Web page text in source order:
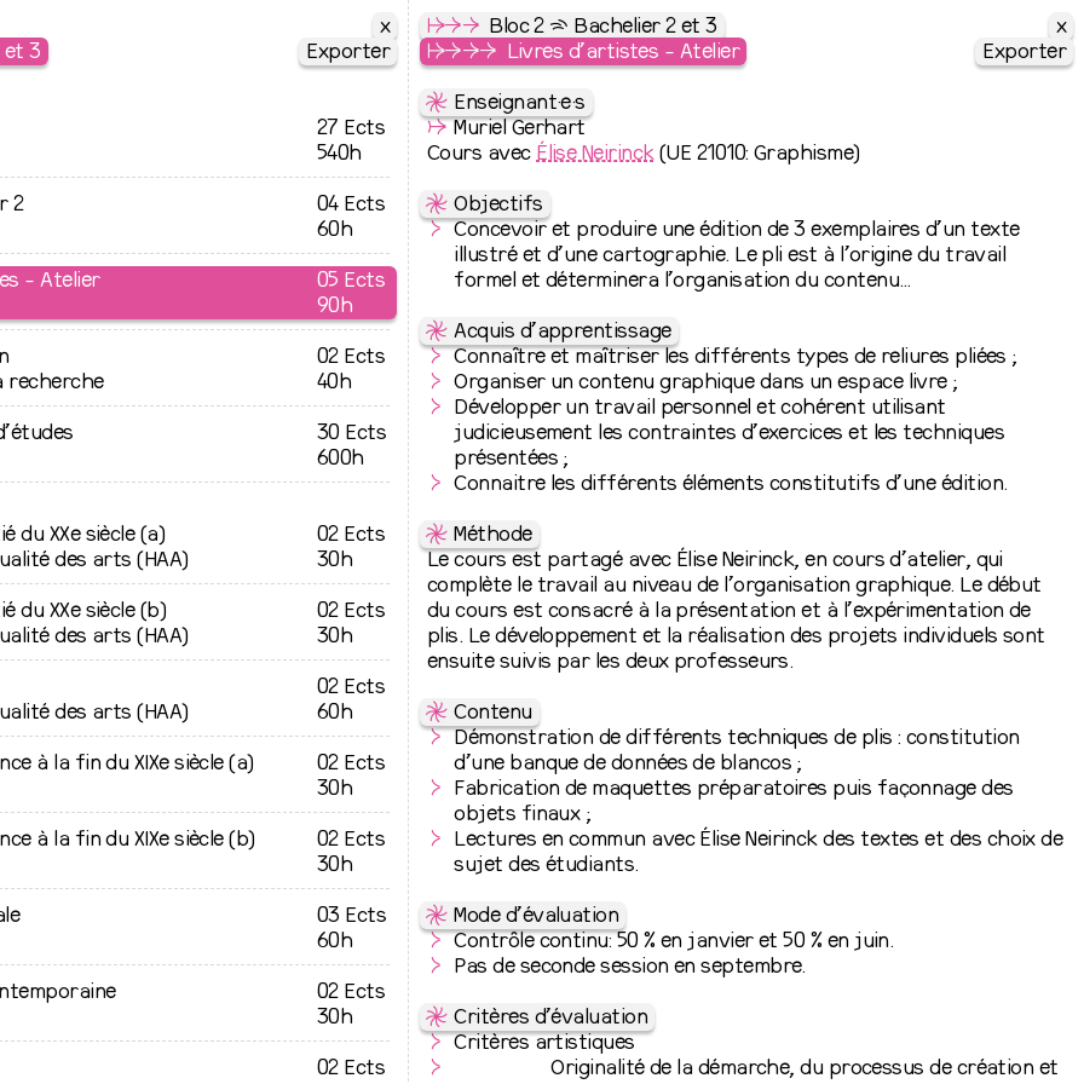
basée
de
L’objectif
afin
forger sa
les
capables de
Il
:
tel
ma
de
et 3
x
Exporter
27 Ects
540h
2
04 Ects
60h
- Atelier
05 Ects
90h
recherche
02 Ects
40h
30 Ects
600h
du XXe siècle (a)
des arts (HAA)
02 Ects
30h
du XXe siècle (b)
des arts (HAA)
02 Ects
30h
des arts (HAA)
02 Ects
60h
à la fin du XIXe siècle (a)
02 Ects
30h
à la fin du XIXe siècle (b)
02 Ects
30h
03 Ects
60h
02 Ects
30h
02 Ects
↦⇒⇒ Bloc 2 ⇶ Bachelier 2 et 3
↦⇒⇒⇒ Livres d’artistes - Atelier
x
Exporter
⇋ Enseignant·e·s
↛ Muriel Gerhart
Cours avec Élise Neirinck (UE 21010: Graphisme)
⇋ Objectifs
Concevoir et produire une édition de 3 exemplaires d’un texte
illustré et d’une cartographie. Le pli est à l’origine du travail
formel et déterminera l’organisation du contenu…
⇋ Acquis d’apprentissage
Connaître et maîtriser les différents types de reliures pliées ;
Organiser un contenu graphique dans un espace livre ;
Développer un travail personnel et cohérent utilisant
judicieusement les contraintes d’exercices et les techniques
présentées ;
Connaitre les différents éléments constitutifs d’une édition.
⇋ Méthode
Le cours est partagé avec Élise Neirinck, en cours d’atelier, qui
complète le travail au niveau de l’organisation graphique. Le début
du cours est consacré à la présentation et à l’expérimentation de
plis. Le développement et la réalisation des projets individuels sont
ensuite suivis par les deux professeurs.
⇋ Contenu
Démonstration de différents techniques de plis : constitution
d’une banque de données de blancos ;
Fabrication de maquettes préparatoires puis façonnage des
objets finaux ;
Lectures en commun avec Élise Neirinck des textes et des choix de
sujet des étudiants.
⇋ Mode d’évaluation
Contrôle continu: 50 % en janvier et 50 % en juin.
Pas de seconde session en septembre.
⇋ Critères d’évaluation
Critères artistiques
Originalité de la démarche, du processus de création et